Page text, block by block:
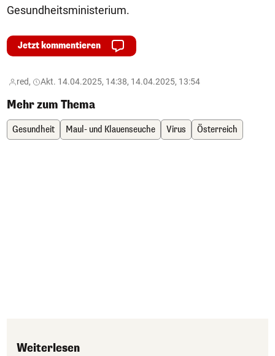
Gesundheitsministerium.
Jetzt kommentieren
red, Akt. 14.04.2025, 14:38, 14.04.2025, 13:54
Mehr zum Thema
Gesundheit Maul- und Klauenseuche Virus Österreich
Weiterlesen